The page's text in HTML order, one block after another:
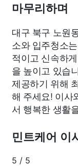
마무리하며
대구 북구 노원
소와 입주청소
적이고 신속하
을 높이고 있습
제공하기 위해
해 주세요! 이사
서 행복한 생활
민트케어 이
5 / 5